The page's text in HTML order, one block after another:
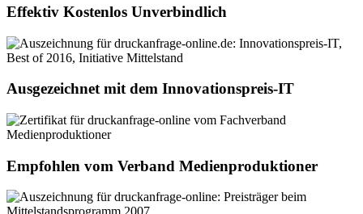
Effektiv Kostenlos Unverbindlich
Ausgezeichnet mit dem Innovationspreis-IT
Empfohlen vom Verband Medienproduktioner